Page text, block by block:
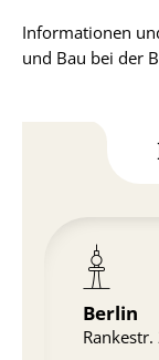
Informationen
und Bau bei der
Berlin